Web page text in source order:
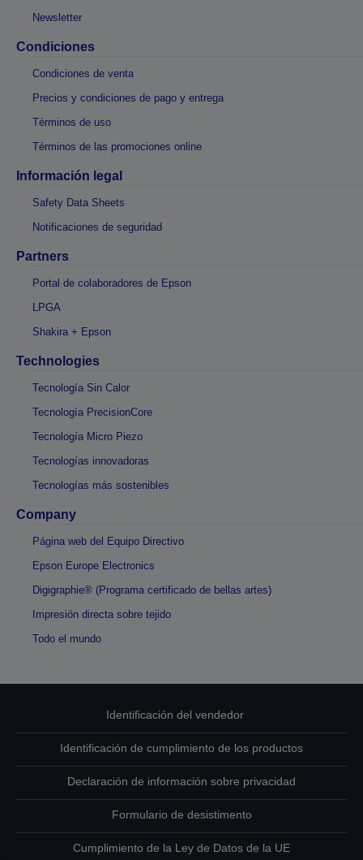
Newsletter
Condiciones
Condiciones de venta
Precios y condiciones de pago y entrega
Términos de uso
Términos de las promociones online
Información legal
Safety Data Sheets
Notificaciones de seguridad
Partners
Portal de colaboradores de Epson
LPGA
Shakira + Epson
Technologies
Tecnología Sin Calor
Tecnología PrecisionCore
Tecnología Micro Piezo
Tecnologías innovadoras
Tecnologías más sostenibles
Company
Página web del Equipo Directivo
Epson Europe Electronics
Digigraphie® (Programa certificado de bellas artes)
Impresión directa sobre tejido
Todo el mundo
Identificación del vendedor
Identificación de cumplimiento de los productos
Declaración de información sobre privacidad
Formulario de desistimento
Cumplimiento de la Ley de Datos de la UE